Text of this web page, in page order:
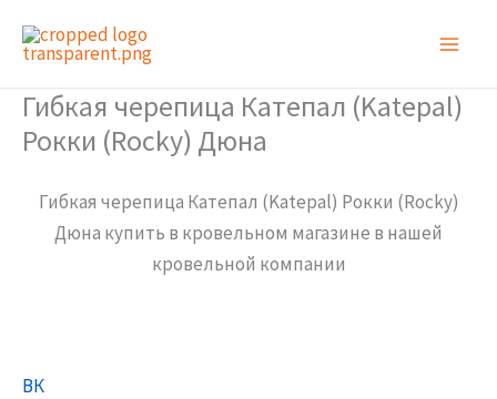
Гибкая черепица Катепал (Katepal)
Рокки (Rocky) Дюна
Гибкая черепица Катепал (Katepal) Рокки (Rocky)
Дюна купить в кровельном магазине в нашей
кровельной компании
ВК